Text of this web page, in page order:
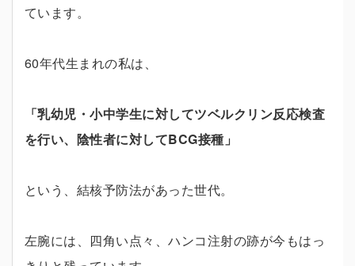
ています。
60年代生まれの私は、
「乳幼児・小中学生に対してツベルクリン反応検査
を行い、陰性者に対してBCG接種」
という、結核予防法があった世代。
左腕には、四角い点々、ハンコ注射の跡が今もはっ